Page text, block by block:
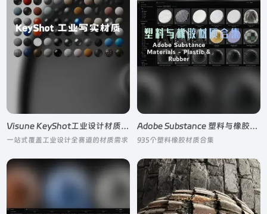
Visune KeyShot工业设计材质合集
一站式覆盖工业设计全赛道的材质需求
Adobe Substance 塑料与橡胶材质合集
935个塑料橡胶材质合集